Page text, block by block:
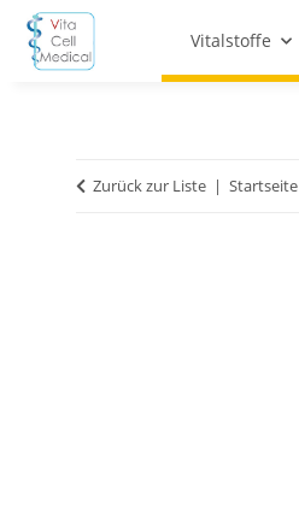
Vitalstoffe
Zurück zur Liste Startseite